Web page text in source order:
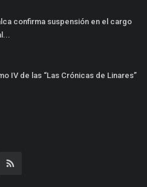
confirma suspensión en el cargo
IV de las “Las Crónicas de Linares”